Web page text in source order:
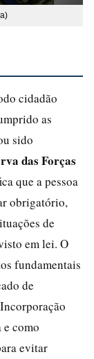
cidadão
as
sido
das Forças
que a pessoa
obrigatório,
de
em lei. O
fundamentais
de
como
evitar